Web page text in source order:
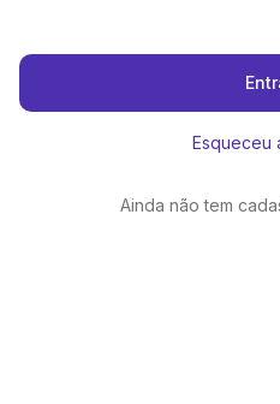
Esqueceu
Ainda não tem